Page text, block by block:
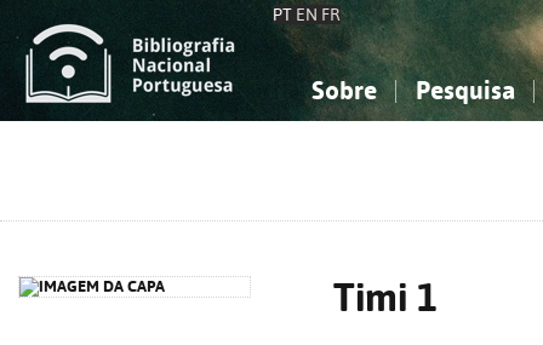
PT EN FR
Sobre Pesquisa
Timi 1